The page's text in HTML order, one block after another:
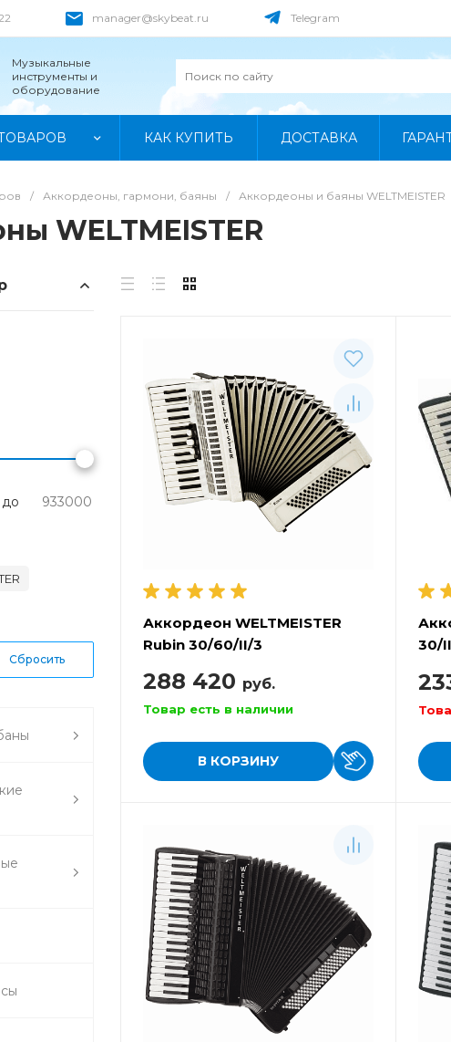
manager@skybeat.ru Telegram
Музыкальные
инструменты и
оборудование
КАК КУПИТЬ ДОСТАВКА
/ Аккордеоны, гармони, баяны / Аккордеоны и баяны WELTMEISTER
WELTMEISTER
до
Аккордеон WELTMEISTER
Rubin 30/60/II/3
288 420 руб.
Товар есть в наличии
В КОРЗИНУ
30/